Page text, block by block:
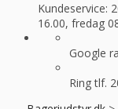
Kundeservice:
16.00, fredag
Google
Ring tlf.